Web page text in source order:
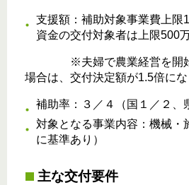
支援額：補助対象事業費上限
資金の交付対象者は上限500万
※夫婦で農業経営を開始
場合は、交付決定額が1.5倍にな
補助率：３／４（国１／２、
対象となる事業内容：機械・
に基準あり）
主な交付要件